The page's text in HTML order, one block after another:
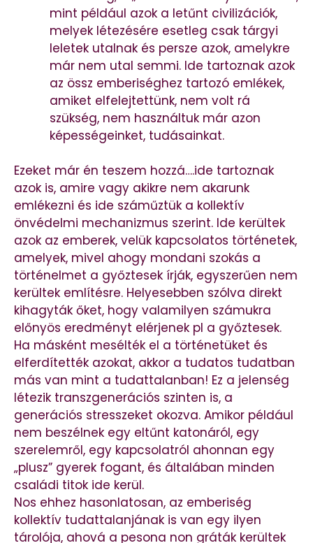
mint például azok a letűnt civilizációk,
melyek létezésére esetleg csak tárgyi
leletek utalnak és persze azok, amelykre
már nem utal semmi. Ide tartoznak azok
az össz emberiséghez tartozó emlékek,
amiket elfelejtettünk, nem volt rá
szükség, nem használtuk már azon
képességeinket, tudásainkat.
Ezeket már én teszem hozzá….ide tartoznak
azok is, amire vagy akikre nem akarunk
emlékezni és ide száműztük a kollektív
önvédelmi mechanizmus szerint. Ide kerültek
azok az emberek, velük kapcsolatos történetek,
amelyek, mivel ahogy mondani szokás a
történelmet a győztesek írják, egyszerűen nem
kerültek említésre. Helyesebben szólva direkt
kihagyták őket, hogy valamilyen számukra
előnyös eredményt elérjenek pl a győztesek.
Ha másként mesélték el a történetüket és
elferdítették azokat, akkor a tudatos tudatban
más van mint a tudattalanban! Ez a jelenség
létezik transzgenerációs szinten is, a
generációs stresszeket okozva. Amikor például
nem beszélnek egy eltűnt katonáról, egy
szerelemről, egy kapcsolatról ahonnan egy
„plusz” gyerek fogant, és általában minden
családi titok ide kerül.
Nos ehhez hasonlatosan, az emberiség
kollektív tudattalanjának is van egy ilyen
tárolója, ahová a pesona non gráták kerültek